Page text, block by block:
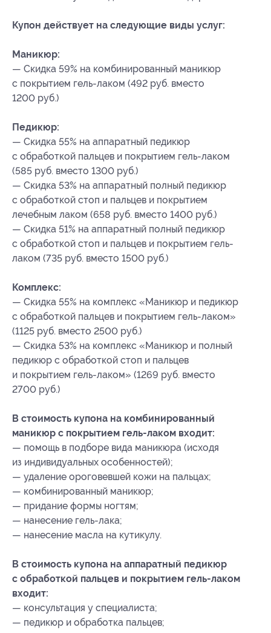
Купон действует на следующие виды услуг:
Маникюр:
— Скидка 59% на комбинированный маникюр
с покрытием гель-лаком (492 руб. вместо
1200 руб.)
Педикюр:
— Скидка 55% на аппаратный педикюр
с обработкой пальцев и покрытием гель-лаком
(585 руб. вместо 1300 руб.)
— Скидка 53% на аппаратный полный педикюр
с обработкой стоп и пальцев и покрытием
лечебным лаком (658 руб. вместо 1400 руб.)
— Скидка 51% на аппаратный полный педикюр
с обработкой стоп и пальцев и покрытием гель-
лаком (735 руб. вместо 1500 руб.)
Комплекс:
— Скидка 55% на комплекс «Маникюр и педикюр
с обработкой пальцев и покрытием гель-лаком»
(1125 руб. вместо 2500 руб.)
— Скидка 53% на комплекс «Маникюр и полный
педикюр с обработкой стоп и пальцев
и покрытием гель-лаком» (1269 руб. вместо
2700 руб.)
В стоимость купона на комбинированный
маникюр с покрытием гель-лаком входит:
— помощь в подборе вида маникюра (исходя
из индивидуальных особенностей);
— удаление ороговевшей кожи на пальцах;
— комбинированный маникюр;
— придание формы ногтям;
— нанесение гель-лака;
— нанесение масла на кутикулу.
В стоимость купона на аппаратный педикюр
с обработкой пальцев и покрытием гель-лаком
входит:
— консультация у специалиста;
— педикюр и обработка пальцев;